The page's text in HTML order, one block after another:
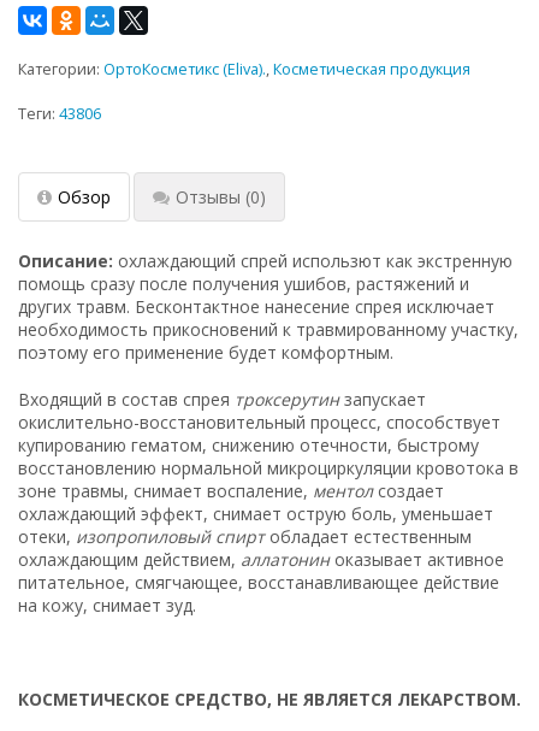
Категории: ОртоКосметикс (Eliva).,Косметическая продукция
Теги: 43806
Обзор Отзывы (0)
Описание: охлаждающий спрей использют как экстренную
помощь сразу после получения ушибов, растяжений и
других травм. Бесконтактное нанесение спрея исключает
необходимость прикосновений к травмированному участку,
поэтому его применение будет комфортным.
Входящий в состав спрея троксерутин запускает
окислительно-восстановительный процесс, способствует
купированию гематом, снижению отечности, быстрому
восстановлению нормальной микроциркуляции кровотока в
зоне травмы, снимает воспаление, ментолсоздает
охлаждающий эффект, снимает острую боль, уменьшает
отеки, изопропиловый спиртобладает естественным
охлаждающим действием, аллатониноказывает активное
питательное, смягчающее, восстанавливающее действие
на кожу, снимает зуд.
КОСМЕТИЧЕСКОЕ СРЕДСТВО, НЕ ЯВЛЯЕТСЯ ЛЕКАРСТВОМ.